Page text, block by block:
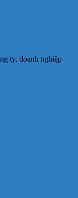
ty, doanh nghiệp